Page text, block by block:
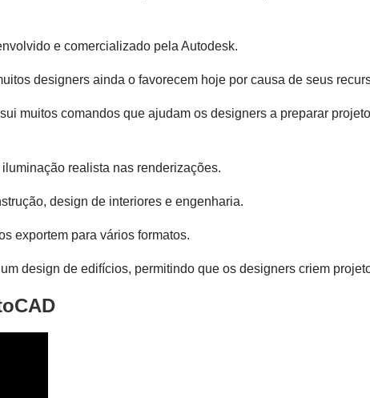
e comercializado pela Autodesk.
designers ainda o favorecem hoje por causa de seus
muitos comandos que ajudam os designers a preparar
realista nas renderizações.
design de interiores e engenharia.
exportem para vários formatos.
design de edifícios, permitindo que os designers criem